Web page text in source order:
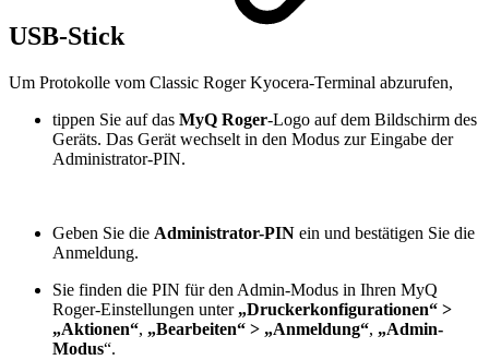
USB-Stick
Um Protokolle vom Classic Roger Kyocera-Terminal abzurufen,
tippen Sie auf das MyQ Roger-Logo auf dem Bildschirm des
Geräts. Das Gerät wechselt in den Modus zur Eingabe der
Administrator-PIN.
Geben Sie die Administrator-PIN ein und bestätigen Sie die
Anmeldung.
Sie finden die PIN für den Admin-Modus in Ihren MyQ
Roger-Einstellungen unter „Druckerkonfigurationen“ >
„Aktionen“, „Bearbeiten“ > „Anmeldung“, „Admin-
Modus“.